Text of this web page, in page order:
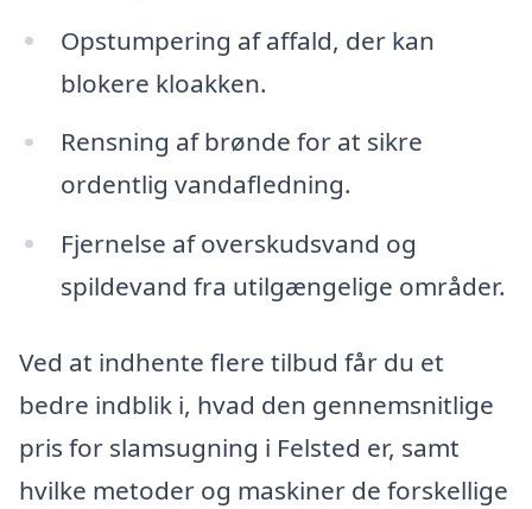
Opstumpering af affald, der kan
blokere kloakken.
Rensning af brønde for at sikre
ordentlig vandafledning.
Fjernelse af overskudsvand og
spildevand fra utilgængelige områder.
Ved at indhente flere tilbud får du et
bedre indblik i, hvad den gennemsnitlige
pris for slamsugning i Felsted er, samt
hvilke metoder og maskiner de forskellige